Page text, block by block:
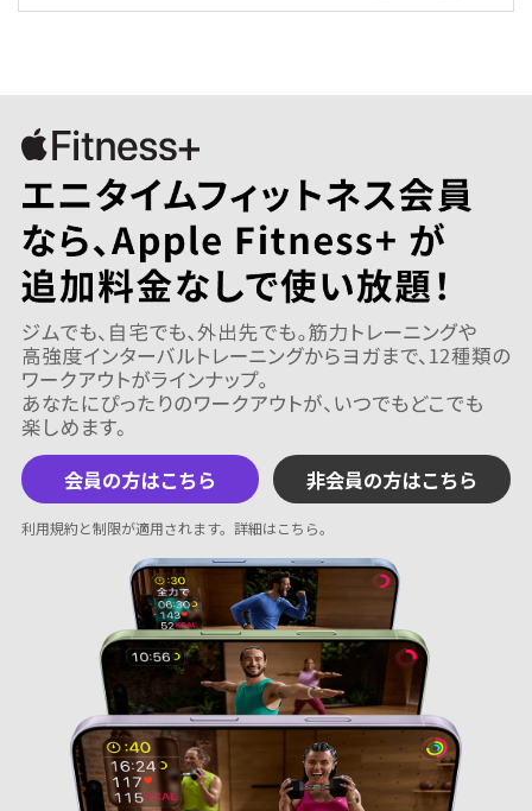
会員の方はこちら 非会員の方はこちら
利用規約と制限が適用されます。 詳細はこちら。